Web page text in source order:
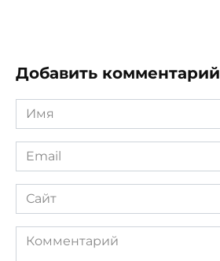
Добавить комментарий
Имя
Email
Сайт
Комментарий